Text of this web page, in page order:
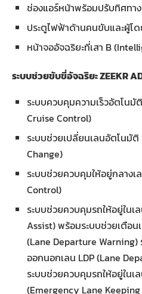
ช่องแอร์หน้าพร้อมปรับทิศทา
ประตูไฟฟ้าด้านคนขับและผู้โ
หน้าจออัจฉริยะที่เสา B
ระบบช่วยขับขี่อัจฉริยะZEEKR
ระบบควบคุมความเร็วอัตโน
Cruise Control)
ระบบช่วยเปลี่ยนเลนอัตโนมั
Change)
ระบบช่วยควบคุมให้อยู่กลางเ
Control)
ระบบช่วยควบคุมรถให้อยู่ในเ
Assist) พร้อมระบบช่วยเตือน
(Lane Departure
ออกนอกเลน LDP (Lane
ระบบช่วยควบคุมรถให้อยู่ในเ
(Emergency Lane